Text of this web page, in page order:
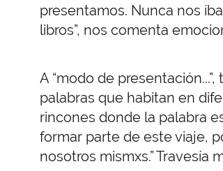
presentamos. Nunca nos
libros”, nos comenta
A “modo de
palabras que habitan en
rincones donde la palabra
formar parte de este viaje,
nosotros mismxs.” Travesía